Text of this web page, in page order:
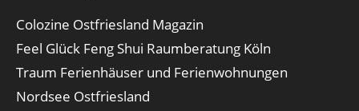
Colozine Ostfriesland Magazin
Feel Glück Feng Shui Raumberatung Köln
Traum Ferienhäuser und Ferienwohnungen
Nordsee Ostfriesland